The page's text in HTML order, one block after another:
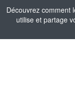
Découvrez comment
utilise et partage